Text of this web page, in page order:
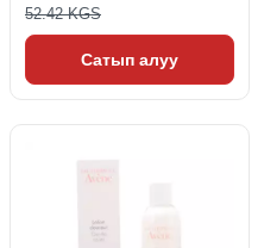
52.42 KGS
Сатып алуу